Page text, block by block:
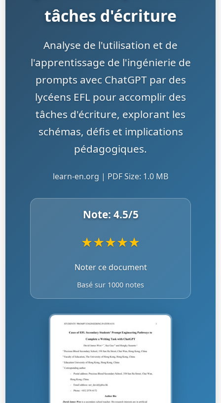
tâches d'écriture
Analyse de l'utilisation et de
l'apprentissage de l'ingénierie de
prompts avec ChatGPT par des
lycéens EFL pour accomplir des
tâches d'écriture, explorant les
schémas, défis et implications
pédagogiques.
learn-en.org | PDF Size: 1.0 MB
Note: 4.5/5
★★★★★
Noter ce document
Basé sur 1000 notes